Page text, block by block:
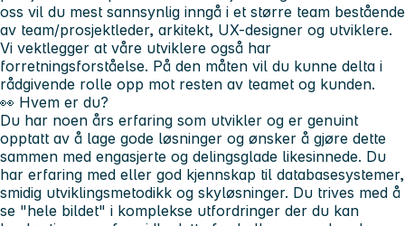
oss vil du mest sannsynlig inngå i et større team bestående
av team/prosjektleder, arkitekt, UX-designer og utviklere.
Vi vektlegger at våre utviklere også har
forretningsforståelse. På den måten vil du kunne delta i
rådgivende rolle opp mot resten av teamet og kunden.
👀 Hvem er du?
Du har noen års erfaring som utvikler og er genuint
opptatt av å lage gode løsninger og ønsker å gjøre dette
sammen med engasjerte og delingsglade likesinnede. Du
har erfaring med eller god kjennskap til databasesystemer,
smidig utviklingsmetodikk og skyløsninger. Du trives med å
se "hele bildet" i komplekse utfordringer der du kan